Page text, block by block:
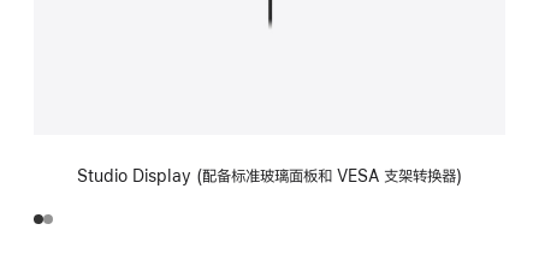
Studio Display (配备标准玻璃面板和 VESA 支架转换器)